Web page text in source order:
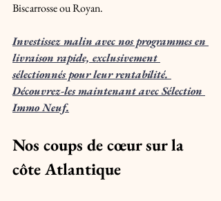
Biscarrosse ou Royan.
Investissez malin avec nos programmes en
livraison rapide, exclusivement
sélectionnés pour leur rentabilité.
Découvrez-les maintenant avec Sélection
Immo Neuf.
Nos coups de cœur sur la
côte Atlantique